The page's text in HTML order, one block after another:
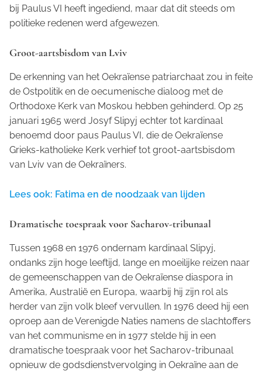
bij Paulus VI heeft ingediend, maar dat dit steeds om
politieke redenen werd afgewezen.
Groot-aartsbisdom van Lviv
De erkenning van het Oekraïense patriarchaat zou in feite
de Ostpolitik en de oecumenische dialoog met de
Orthodoxe Kerk van Moskou hebben gehinderd. Op 25
januari 1965 werd Josyf Slipyj echter tot kardinaal
benoemd door paus Paulus VI, die de Oekraïense
Grieks-katholieke Kerk verhief tot groot-aartsbisdom
van Lviv van de Oekraïners.
Lees ook: Fatima en de noodzaak van lijden
Dramatische toespraak voor Sacharov-tribunaal
Tussen 1968 en 1976 ondernam kardinaal Slipyj,
ondanks zijn hoge leeftijd, lange en moeilijke reizen naar
de gemeenschappen van de Oekraïense diaspora in
Amerika, Australië en Europa, waarbij hij zijn rol als
herder van zijn volk bleef vervullen. In 1976 deed hij een
oproep aan de Verenigde Naties namens de slachtoffers
van het communisme en in 1977 stelde hij in een
dramatische toespraak voor het Sacharov-tribunaal
opnieuw de godsdienstvervolging in Oekraïne aan de